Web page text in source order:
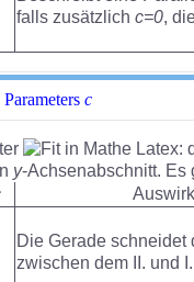
falls zusätzlich c=0,
c
y-Achsenabschnitt. Es
Die Gerade schneidet
zwischen dem II. und